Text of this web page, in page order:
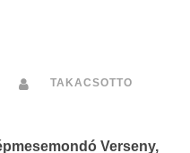
TAKACSOTTO
Verseny,